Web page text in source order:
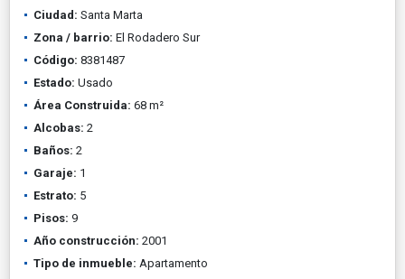
Ciudad: Santa Marta
Zona / barrio: El Rodadero Sur
Código: 8381487
Estado: Usado
Área Construida: 68 m²
Alcobas: 2
Baños: 2
Garaje: 1
Estrato: 5
Pisos: 9
Año construcción: 2001
Tipo de inmueble: Apartamento